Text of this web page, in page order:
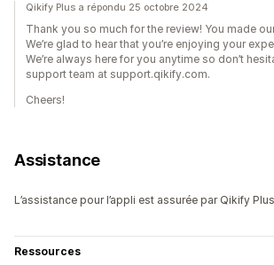
Qikify Plus a répondu 25 octobre 2024
Thank you so much for the review! You made
We’re glad to hear that you’re enjoying your
We’re always here for you anytime so don’t
support team at support.qikify.com.
Cheers!
Assistance
L’assistance pour l’appli est assurée par Qikify
Ressources